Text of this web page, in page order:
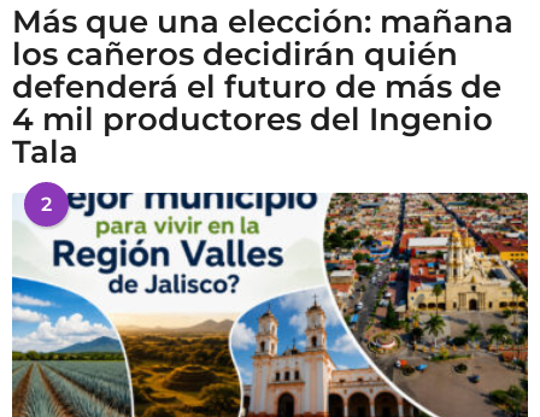
Más que una elección: mañana
los cañeros decidirán quién
defenderá el futuro de más de
4 mil productores del Ingenio
Tala
2